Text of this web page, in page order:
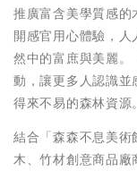
推廣富含美學質感
開感官用心體驗，
然中的富庶與美麗
動，讓更多人認識
得來不易的森林資源。
結合「森森不息美
木、竹材創意商品